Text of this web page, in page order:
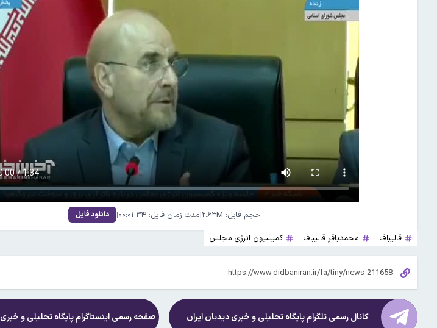
حجم فایل: ۲.۶۳M |مدت زمان فایل: ۰۰:۰۱:۳۴ | دانلود فایل
قالیباف محمدباقر قاليباف کمیسیون انرژی مجلس
کانال رسمی تلگرام پایگاه تحلیلی و خبریدیدبان ایران صفحه رسمی اینستاگرام پایگاه تحلیلی و خبری